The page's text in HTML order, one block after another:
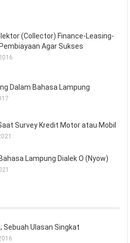
(Collector) Finance-Leasing-
Agar Sukses
Dalam Bahasa Lampung
Survey Kredit Motor atau Mobil
Lampung Dialek O (Nyow)
Sebuah Ulasan Singkat